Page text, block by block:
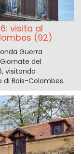
visita al
(92)
Guerra
del
visitando
Bois-Colombes.